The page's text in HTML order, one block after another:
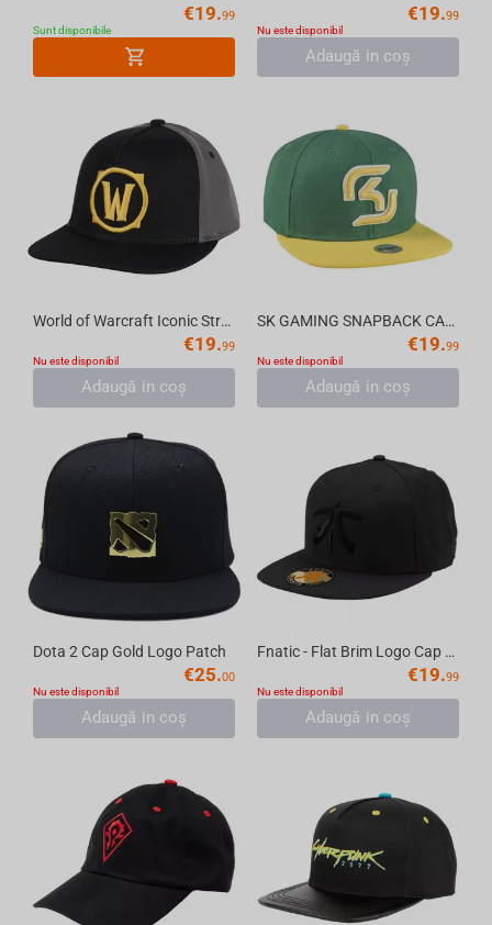
€19.99
Sunt disponibile
€19.99
Nu este disponibil
Adaugă in coş
World of Warcraft Iconic Strech Fit Hat
€19.99
Nu este disponibil
Adaugă in coş
SK GAMING SNAPBACK CAP green
€19.99
Nu este disponibil
Adaugă in coş
Dota 2 Cap Gold Logo Patch
€25.00
Nu este disponibil
Adaugă in coş
Fnatic - Flat Brim Logo Cap Black, 2016
€19.99
Nu este disponibil
Adaugă in coş